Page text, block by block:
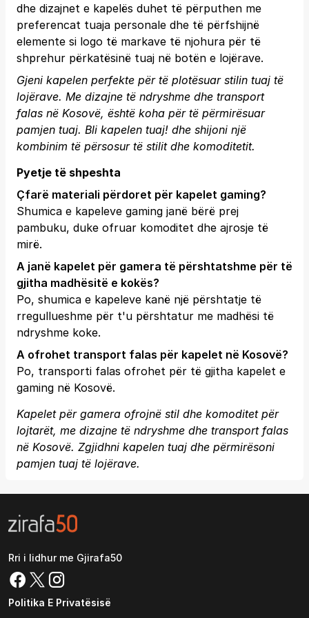
dhe dizajnet e kapelës duhet të përputhen me
preferencat tuaja personale dhe të përfshijnë
elemente si logo të markave të njohura për të
shprehur përkatësinë tuaj në botën e lojërave.
Gjeni kapelen perfekte për të plotësuar stilin tuaj të
lojërave. Me dizajne të ndryshme dhe transport
falas në Kosovë, është koha për të përmirësuar
pamjen tuaj. Bli kapelen tuaj! dhe shijoni një
kombinim të përsosur të stilit dhe komoditetit.
Pyetje të shpeshta
Çfarë materiali përdoret për kapelet gaming?
Shumica e kapeleve gaming janë bërë prej
pambuku, duke ofruar komoditet dhe ajrosje të
mirë.
A janë kapelet për gamera të përshtatshme për të
gjitha madhësitë e kokës?
Po, shumica e kapeleve kanë një përshtatje të
rregullueshme për t'u përshtatur me madhësi të
ndryshme koke.
A ofrohet transport falas për kapelet në Kosovë?
Po, transporti falas ofrohet për të gjitha kapelet e
gaming në Kosovë.
Kapelet për gamera ofrojnë stil dhe komoditet për
lojtarët, me dizajne të ndryshme dhe transport falas
në Kosovë. Zgjidhni kapelen tuaj dhe përmirësoni
pamjen tuaj të lojërave.
Rri i lidhur me Gjirafa50
Politika E Privatësisë